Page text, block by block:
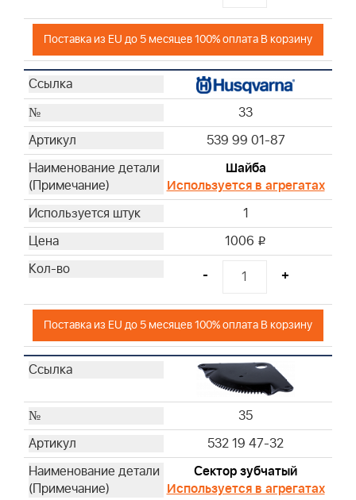
Поставка из EU до 5 месяцев 100% оплата В корзину
33
539 99 01-87
Шайба
Используется в агрегатах
1
1006 i
- +
Поставка из EU до 5 месяцев 100% оплата В корзину
35
532 19 47-32
Сектор зубчатый
Используется в агрегатах